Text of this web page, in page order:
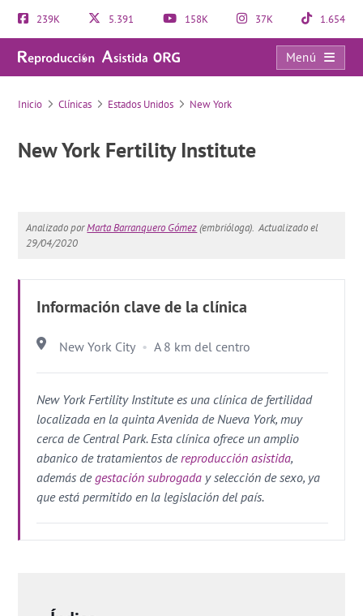
239K 5.391 158K 37K 1.654
Menú
New York Fertility Institute
Inicio Clínicas Estados Unidos New York
New York Fertility Institute
Analizado porMarta Barranquero Gómez(embrióloga). Actualizado el
29/04/2020
Información clave de la clínica
New York City A 8 km del centro
New York Fertility Institute es una clínica de fertilidad
localizada en la quinta Avenida de Nueva York, muy
cerca de Central Park. Esta clínica ofrece un amplio
abanico de tratamientos dereproducción asistida,
además degestación subrogada y selección de sexo, ya
que está permitido en la legislación del país.